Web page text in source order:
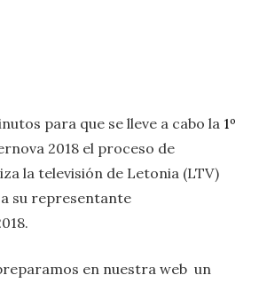
para que se lleve a cabo la 1º
2018 el proceso de
la televisión de Letonia (LTV)
su representante
en nuestra web un